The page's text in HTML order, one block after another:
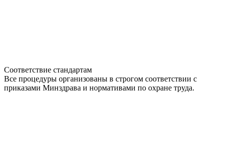
Соответствие стандартам
Все процедуры организованы в строгом соответствии с
приказами Минздрава и нормативами по охране труда.